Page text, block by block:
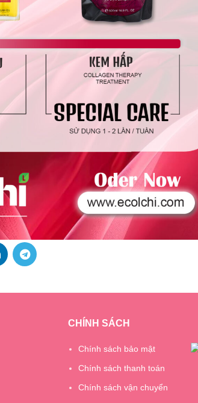
CHÍNH SÁCH
Chính sách bảo mật
Chính sách thanh toán
Chính sách vận chuyển